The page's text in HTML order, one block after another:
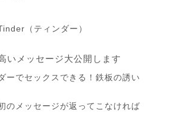
（ティンダー）
いメッセージ大公開します
ーでセックスできる！鉄板の誘い
のメッセージが返ってこなければ